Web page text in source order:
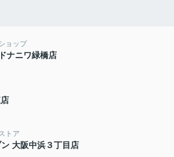
ョップ
ナニワ緑橋店
トア
大阪中浜３丁目店